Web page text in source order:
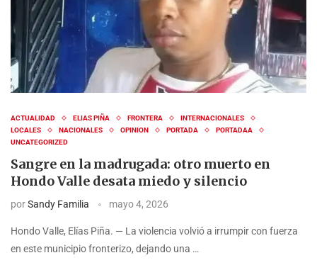
ACTUALIDAD ELIAS PIÑA FRONTERA
INTERNACIONALES
LOCALES
NACIONALES OPINION PORTADA
PORTADAA
UNCATEGORIZED
Sangre en la madrugada: otro muerto en
Hondo Valle desata miedo y silencio
porSandy Familia mayo 4, 2026
Hondo Valle, Elías Piña. — La violencia volvió a irrumpir con fuerza
en este municipio fronterizo, dejando una …